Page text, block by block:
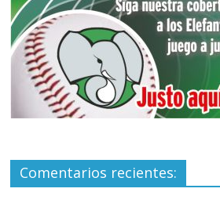
Comentarios recientes: